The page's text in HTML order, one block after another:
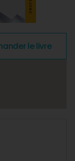
le livre